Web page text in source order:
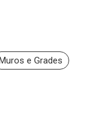
e Grades